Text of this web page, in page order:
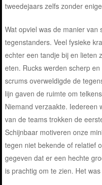
tweedejaars zelfs zonder
Wat opviel was de manier
tegenstanders. Veel fysieke
echter een tandje bij en lieten
eten. Rucks werden scherp
scrums overweldigde de
lijn gaven de ruimte om
Niemand verzaakte. Iedereen
van de teams trokken de
Schijnbaar motiveren onze
tegen niet bekende of relatief
gegeven dat er een hechte
is prachtig om te zien. Het